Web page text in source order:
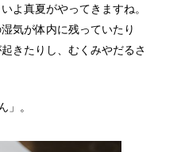
よ真夏がやってきますね。
気が体内に残っていたり
きたりし、むくみやだるさ
」。